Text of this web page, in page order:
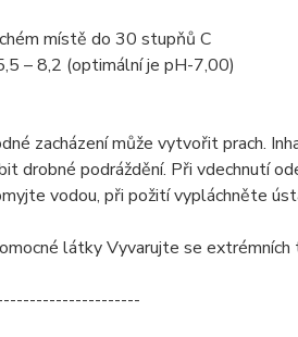
místě do 30 stupňů C
– 8,2 (optimální je pH-7,00)
zacházení může vytvořit prach.
drobné podráždění. Při vdechnutí
vodou, při požití vypláchněte
látky Vyvarujte se